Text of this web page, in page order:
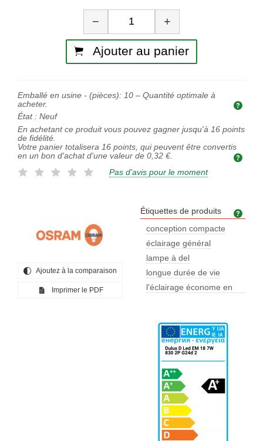
Quantité
− +
Ajouter au panier
Emballé en usine - (pièces): 10 – Quantité optimale à
acheter.
État : Neuf
En achetant ce produit vous pouvez gagner jusqu'à 16 points
de fidélité.
Votre panier totalisera 16 points, qui peuvent être convertis
en un bon d'achat d'une valeur de 0,32 €.
Pas d'avis pour le moment
Ajoutez à la comparaison
Imprimer le PDF
Étiquettes de produits
conception compacte
éclairage général
lampe à del
longue durée de vie
l'éclairage économe en